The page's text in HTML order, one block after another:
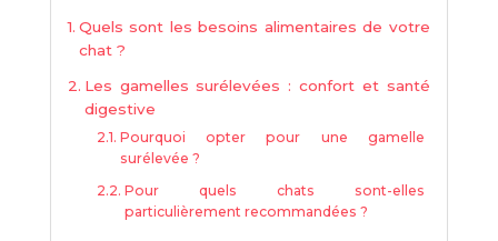
Quels sont les besoins alimentaires de votre
chat ?
Les gamelles surélevées : confort et santé
digestive
Pourquoi opter pour une gamelle
surélevée ?
Pour quels chats sont-elles
particulièrement recommandées ?